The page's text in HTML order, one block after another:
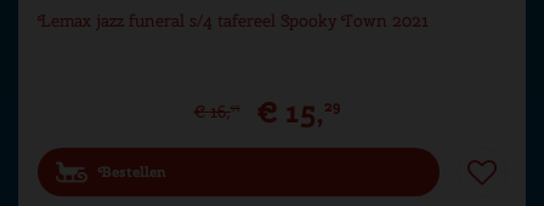
Lemax jazz funeral s/4 tafereel Spooky Town 2021
€ 16,99 € 15,29
Bestellen